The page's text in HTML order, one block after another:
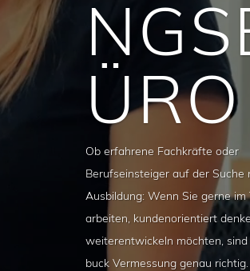
ÜRO
Ob erfahrene Fachkräfte oder
Berufseinsteiger auf der Suche
Ausbildung: Wenn Sie gerne im
arbeiten, kundenorientiert
weiterentwickeln möchten, sind
buck Vermessung genau richtig.